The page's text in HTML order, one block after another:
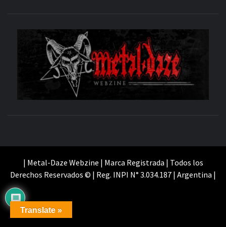
| Metal-Daze Webzine | Marca Registrada | Todos los
Derechos Reservados © | Reg. INPI N° 3.034.187 | Argentina |
Translate »